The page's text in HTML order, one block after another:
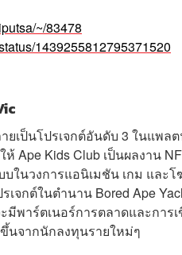
~/83478
1439255812795371520
ยเป็นโปรเจกต์อันดับ 3 ในแพ
Ape Kids Club เป็นผลงาน
ในวงการแอนิเมชัน เกม และ
เจกต์ในตำนาน Bored Ape
มีพาร์ตเนอร์การตลาดและก
นจากนักลงทุนรายใหม่ๆ